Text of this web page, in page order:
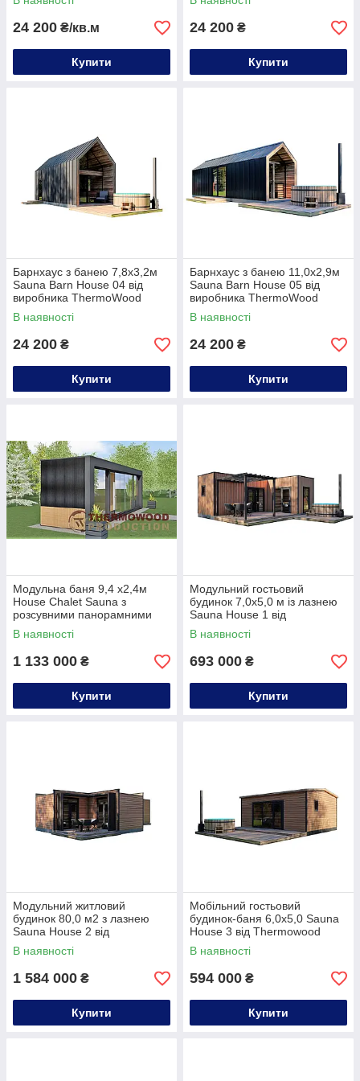
24 200 ₴/кв.м
Купити
24 200 ₴
Купити
Барнхаус з банею 7,8х3,2м
Sauna Barn House 04 від
виробника ThermoWood
Production
В наявності
24 200 ₴
Купити
Барнхаус з банею 11,0х2,9м
Sauna Barn House 05 від
виробника ThermoWood
Production
В наявності
24 200 ₴
Купити
Модульна баня 9,4 х2,4м
House Chalet Sauna з
розсувними панорамними
вікнами
В наявності
1 133 000 ₴
Купити
Модульний гостьовий
будинок 7,0х5,0 м із лазнею
Sauna House 1 від
Thermowood Production
В наявності
693 000 ₴
Купити
Модульний житловий
будинок 80,0 м2 з лазнею
Sauna House 2 від
Thermowood Production
В наявності
1 584 000 ₴
Купити
Мобільний гостьовий
будинок-баня 6,0х5,0 Sauna
House 3 від Thermowood
Production
В наявності
594 000 ₴
Купити